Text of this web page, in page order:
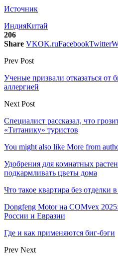
Источник
ИндияКитай
206
Share VKOK.ruFacebookTwitter
Prev Post
Ученые призвали отказаться
аллергией
Next Post
Специалист рассказал, что
«Титанику» туристов
You might also like More from
Удобрения для комнатных
подкармливать цветы дома
Что такое квартира без отделки
Dongfeng Motor на COMvex
России и Евразии
Где и как применяются биг-бэги
Prev Next